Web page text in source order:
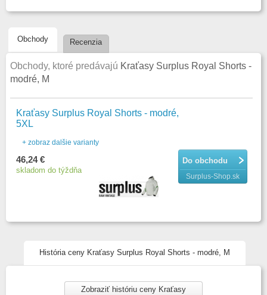
Veľkosť
Veľkosť
Obchody Recenzia
Obchody, ktoré predávajú Kraťasy Surplus Royal Shorts -
modré, M
Kraťasy Surplus Royal Shorts - modré,
5XL
+ zobraz dalšie varianty
Do obchodu
Surplus-Shop.sk
46,24 €
skladom do týždňa
História ceny Kraťasy Surplus Royal Shorts - modré, M
Zobraziť históriu ceny Kraťasy